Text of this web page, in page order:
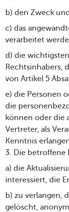
b) den Zweck
c) das
verarbeitet
d) die
Rechtsinhabers,
von Artikel 5
e) die Personen
die
können oder die
Vertreter, als
Kenntnis
3. Die betroffene
a) die
interessiert, die
b) zu verlangen,
gelöscht,